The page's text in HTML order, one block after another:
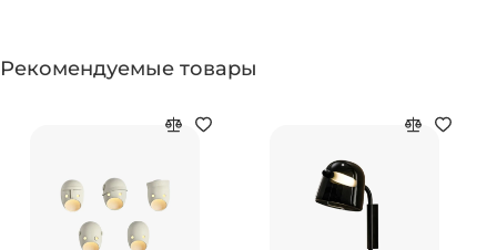
Рекомендуемые товары